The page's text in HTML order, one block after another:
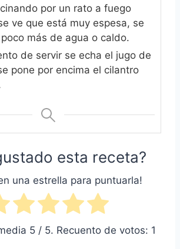
por un rato a fuego
ve que está muy espesa, se
más de agua o caldo.
de servir se echa el jugo de
pone por encima el cilantro
esta receta?
una estrella para puntuarla!
5/ 5. Recuento de votos: 1